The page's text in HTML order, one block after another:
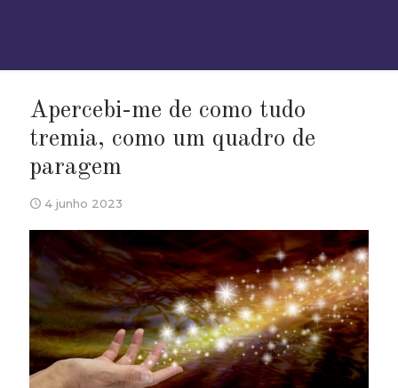
Apercebi-me de como tudo
tremia, como um quadro de
paragem
4 junho 2023